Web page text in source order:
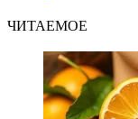
ЧИТАЕМОЕ